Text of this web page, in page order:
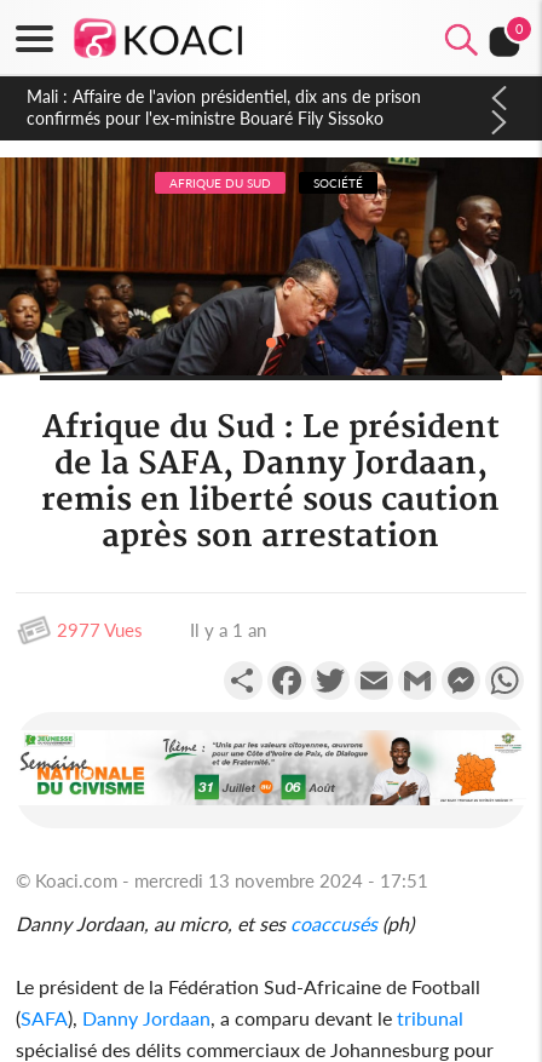
0
Nigeria : Le Togo et le Cameroun principaux acheteurs des
produits de la raffinerie Dangote en juillet
AFRIQUE DU SUD SOCIÉTÉ
Afrique du Sud : Le président
de la SAFA, Danny Jordaan,
remis en liberté sous caution
après son arrestation
2977 Vues Il y a 1 an
PartagerFacebookTwitterEmail Gmail
© Koaci.com - mercredi 13 novembre 2024 - 17:51
Danny Jordaan, au micro, et sescoaccusés(ph)
Le président de la Fédération Sud-Africaine de Football
(SAFA), Danny Jordaan, a comparu devant le tribunal
spécialisé des délits commerciaux de Johannesburg pour